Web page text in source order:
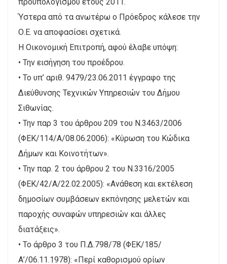
Ύστερα από τα ανωτέρω ο Πρόεδρος κάλεσε την
Ο.Ε. να αποφασίσει σχετικά.
Η Οικονομική Επιτροπή, αφού έλαβε υπόψη:
• Την εισήγηση του προέδρου.
• Το υπ’ αριθ. 9479/23.06.2011 έγγραφο της
Διεύθυνσης Τεχνικών Υπηρεσιών του Δήμου
Σιθωνίας.
• Την παρ 3 του άρθρου 209 του Ν.3463/2006
(ΦΕΚ/114/Α/08.06.2006): «Κύρωση του Κώδικα
Δήμων και Κοινοτήτων».
• Την παρ. 2 του άρθρου 2 του Ν.3316/2005
(ΦΕΚ/42/Α/22.02.2005): «Ανάθεση και εκτέλεση
δημοσίων συμβάσεων εκπόνησης μελετών και
παροχής συναφών υπηρεσιών και άλλες
διατάξεις».
• Το άρθρο 3 του Π.Δ.798/78 (ΦΕΚ/185/
Α’/06.11.1978): «Περί καθορισμού ορίων